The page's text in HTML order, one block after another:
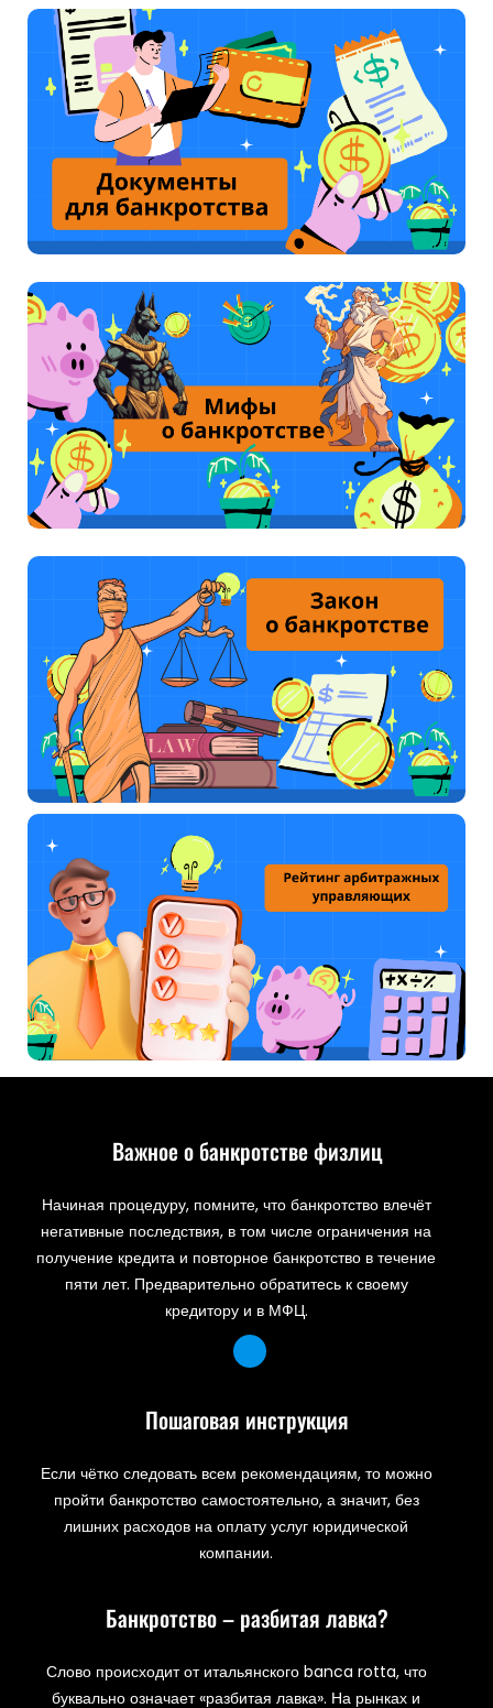
Важное о банкротстве физлиц
Начиная процедуру, помните, что банкротство влечёт
негативные последствия, в том числе ограничения на
получение кредита и повторное банкротство в течение
пяти лет. Предварительно обратитесь к своему
кредитору и в МФЦ.
Пошаговая инструкция
Если чётко следовать всем рекомендациям, то можно
пройти банкротство самостоятельно, а значит, без
лишних расходов на оплату услуг юридической
компании.
Банкротство – разбитая лавка?
Слово происходит от итальянского banca rotta, что
буквально означает «разбитая лавка». На рынках и